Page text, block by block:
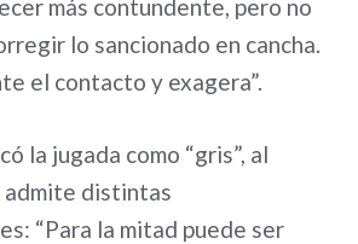
más contundente, pero no
lo sancionado en cancha.
el contacto y exagera”.
la jugada como “gris”, al
admite distintas
“Para la mitad puede ser